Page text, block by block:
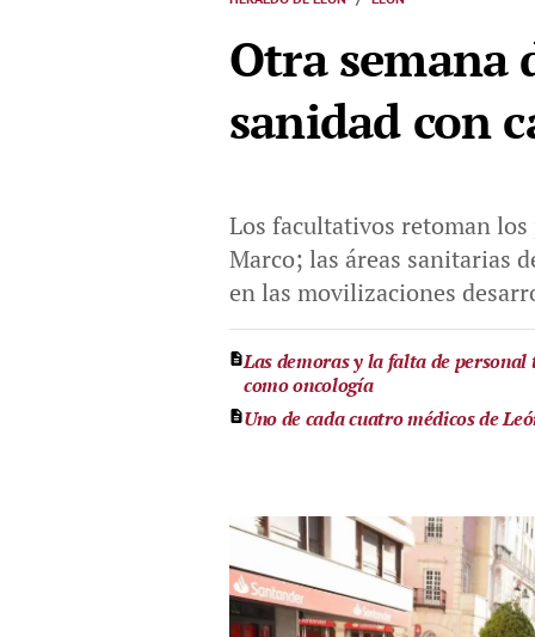
Otra semana
sanidad con
Los facultativos retoman
Marco; las áreas sanitarias
en las movilizaciones
Las demoras y la falta de
como oncología
Uno de cada cuatro médicos de